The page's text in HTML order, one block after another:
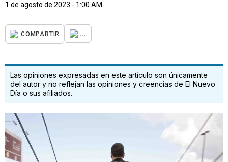
1 de agosto de 2023 - 1:00 AM
COMPARTIR ...
Las opiniones expresadas en este artículo son únicamente
del autor y no reflejan las opiniones y creencias de El Nuevo
Día o sus afiliados.